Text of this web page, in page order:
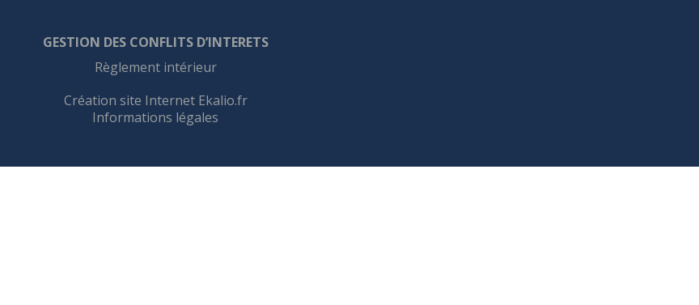
GESTION DES CONFLITS D’INTERETS
Règlement intérieur
Création site Internet Ekalio.fr
Informations légales